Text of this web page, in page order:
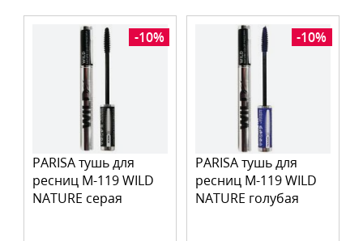
-10%
PARISA тушь для
ресниц М-119 WILD
NATURE серая
-10%
PARISA тушь для
ресниц М-119 WILD
NATURE голубая